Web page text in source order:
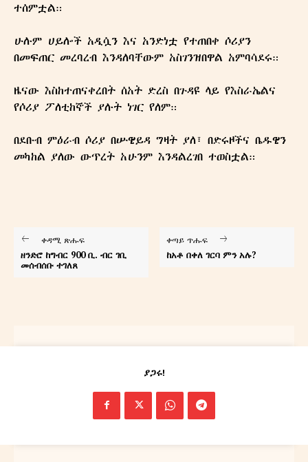
ተሰምቷል።
‎ሁሉም ሀይሎች አዲሷን እና አንድነቷ የተጠበቀ ሶሪያን
በመፍጠር መረባረብ እንዳለባቸውም አስገንዝበዋል አምባሳደሩ።
‎ዜናው እስከተጠናቀረበት ሰአት ድረስ በጉዳዩ ላይ የእስራኤልና
የሶሪያ ፖለቲከኞች ያሉት ነገር የለም።
‎በደቡብ ምዕራብ ሶሪያ በሡዌይዳ ግዛት ያለ፣ በድሩዞችና ቤዱዌን
መካከል ያለው ውጥረት አሁንም እንዳልረገበ ተወስቷል።
ቀዳሚ ጽሑፍ
ዘንድሮ ከግብር 900 ቢ. ብር ገቢ
መሰብሰቡ ተገለጸ
ቀጣይ ጥሑፍ
ከአቶ በቀለ ገርባ ምን አሉ?
ያጋሩ!